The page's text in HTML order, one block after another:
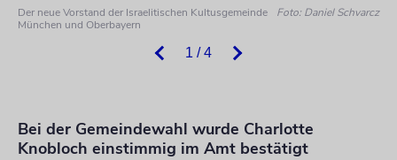
1 / 4
Der neue Vorstand der Israelitischen Kultusgemeinde
München und Oberbayern
Foto: Daniel Schvarcz
Bei der Gemeindewahl wurde Charlotte
Knobloch einstimmig im Amt bestätigt